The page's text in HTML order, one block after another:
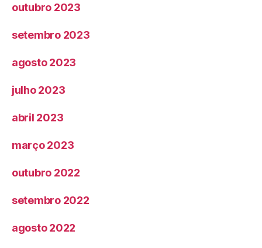
outubro 2023
setembro 2023
agosto 2023
julho 2023
abril 2023
março 2023
outubro 2022
setembro 2022
agosto 2022